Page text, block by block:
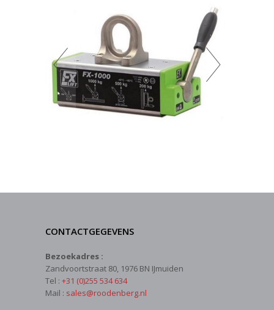
CONTACTGEGEVENS
Bezoekadres :
Zandvoortstraat 80, 1976 BN IJmuiden
Tel : +31 (0)255 534 634
Mail : sales@roodenberg.nl